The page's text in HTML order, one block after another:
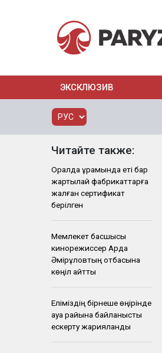
ЭКСКЛЮЗИВ
Читайте также:
Оралда құрамында еті бар
жартылай фабрикаттарға
жалған сертификат
берілген
Мемлекет басшысы
кинорежиссер Ардақ
Әмірқұловтың отбасына
көңіл айтты
Еліміздің бірнеше өңірінде
ауа райына байланысты
ескерту жарияланды